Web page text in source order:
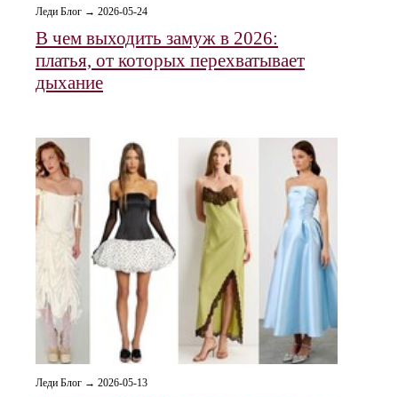
Леди Блог → 2026-05-24
В чем выходить замуж в 2026:
платья, от которых перехватывает
дыхание
Леди Блог → 2026-05-13